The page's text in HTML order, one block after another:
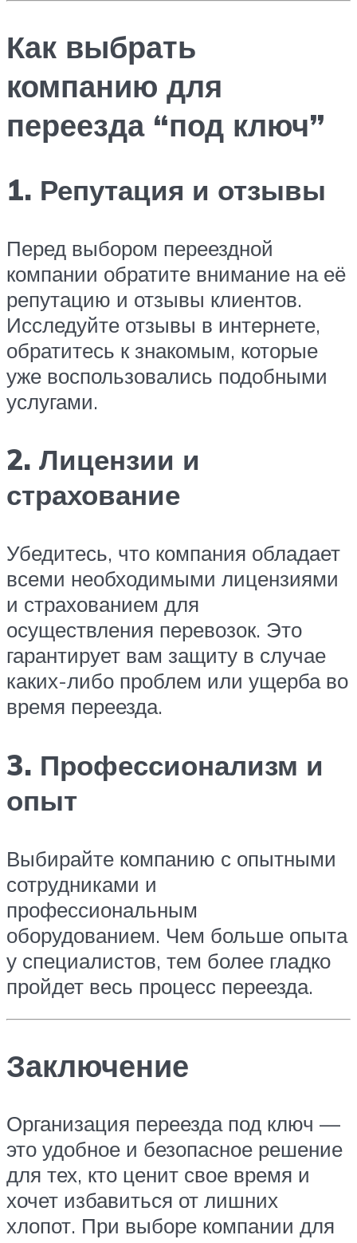
Как выбрать
компанию для
переезда “под ключ”
1. Репутация и отзывы
Перед выбором переездной
компании обратите внимание на её
репутацию и отзывы клиентов.
Исследуйте отзывы в интернете,
обратитесь к знакомым, которые
уже воспользовались подобными
услугами.
2. Лицензии и
страхование
Убедитесь, что компания обладает
всеми необходимыми лицензиями
и страхованием для
осуществления перевозок. Это
гарантирует вам защиту в случае
каких-либо проблем или ущерба во
время переезда.
3. Профессионализм и
опыт
Выбирайте компанию с опытными
сотрудниками и
профессиональным
оборудованием. Чем больше опыта
у специалистов, тем более гладко
пройдет весь процесс переезда.
Заключение
Организация переезда под ключ —
это удобное и безопасное решение
для тех, кто ценит свое время и
хочет избавиться от лишних
хлопот. При выборе компании для